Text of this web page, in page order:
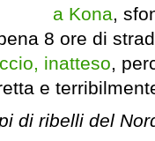
a Kona ,
8 ore di
inatteso ,
e
di ribelli del